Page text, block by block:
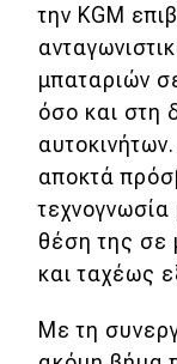
την KGM
μπαταριών
όσο και στη
αποκτά
θέση της σε
και ταχέως
Με τη